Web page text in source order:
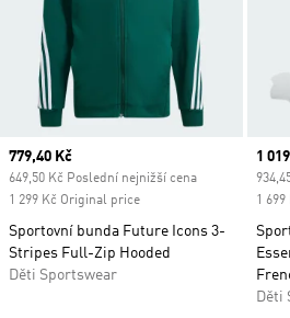
Current price
779,40 Kč
649,50 Kč Poslední nejnižší cena
1 299 Kč Original price
Sportovní bunda Future Icons 3-
Stripes Full-Zip Hooded
Děti Sportswear
1
1
Děti